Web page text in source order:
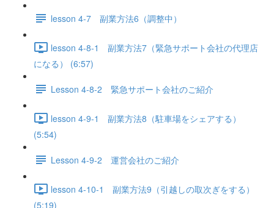
lesson 4-7 副業方法6（調整中）
lesson 4-8-1 副業方法7（緊急サポート会社の代理店
になる） (6:57)
Lesson 4-8-2 緊急サポート会社のご紹介
lesson 4-9-1 副業方法8（駐車場をシェアする）
(5:54)
Lesson 4-9-2 運営会社のご紹介
lesson 4-10-1 副業方法9（引越しの取次ぎをする）
(5:19)